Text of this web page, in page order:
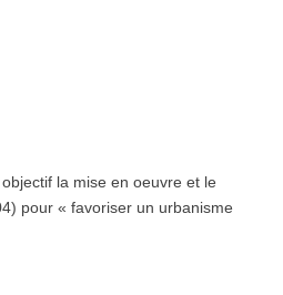
la mise en oeuvre et le
pour « favoriser un urbanisme